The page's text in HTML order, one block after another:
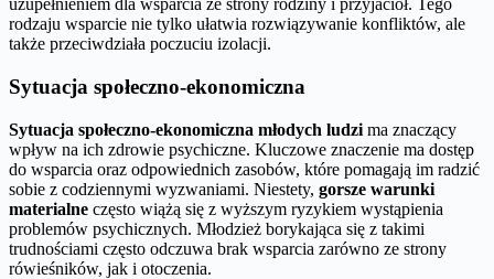
uzupełnieniem dla wsparcia ze strony rodziny i przyjaciół. Tego
rodzaju wsparcie nie tylko ułatwia rozwiązywanie konfliktów, ale
także przeciwdziała poczuciu izolacji.
Sytuacja społeczno-ekonomiczna
Sytuacja społeczno-ekonomiczna młodych ludzi ma znaczący
wpływ na ich zdrowie psychiczne. Kluczowe znaczenie ma dostęp
do wsparcia oraz odpowiednich zasobów, które pomagają im radzić
sobie z codziennymi wyzwaniami. Niestety, gorsze warunki
materialne często wiążą się z wyższym ryzykiem wystąpienia
problemów psychicznych. Młodzież borykająca się z takimi
trudnościami często odczuwa brak wsparcia zarówno ze strony
rówieśników, jak i otoczenia.